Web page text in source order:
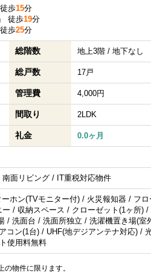
歩15分
徒歩19分
歩25分
総階数 地上3階 / 地下なし
総戸数 17戸
管理費 4,000円
間取り 2LDK
礼金 0.0ヶ月
面リビング / IT重税対応物件
ホン(TVモニター付) / 火災報知器 / フ
/ 収納スペース / クローゼット(1ヶ所) /
/ 洗面台 / 洗面所独立 / 洗濯機置き場(室
コン(1台) / UHF(地デジアンテナ対応) /
使用料無料
物件に限ります。